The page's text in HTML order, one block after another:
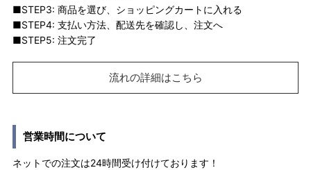
■STEP3: 商品を選び、ショッピングカートに入れる
■STEP4: 支払い方法、配送先を確認し、注文へ
■STEP5: 注文完了
流れの詳細はこちら
営業時間について
ネットでの注文は24時間受け付けております！